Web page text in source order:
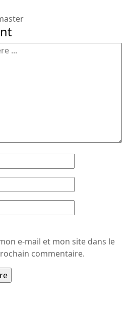
e-mail et mon site dans le
commentaire.